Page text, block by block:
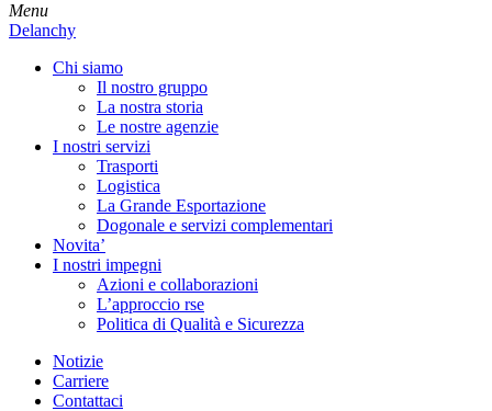
Menu
Delanchy
Chi siamo
Il nostro gruppo
La nostra storia
Le nostre agenzie
I nostri servizi
Trasporti
Logistica
La Grande Esportazione
Dogonale e servizi complementari
Novita’
I nostri impegni
Azioni e collaborazioni
L’approccio rse
Politica di Qualità e Sicurezza
Notizie
Carriere
Contattaci